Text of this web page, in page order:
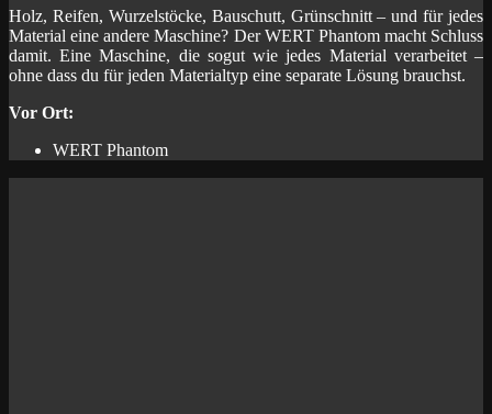
Holz, Reifen, Wurzelstöcke, Bauschutt, Grünschnitt – und für jedes
Material eine andere Maschine? Der WERT Phantom macht Schluss
damit. Eine Maschine, die sogut wie jedes Material verarbeitet –
ohne dass du für jeden Materialtyp eine separate Lösung brauchst.
Vor Ort:
WERT Phantom